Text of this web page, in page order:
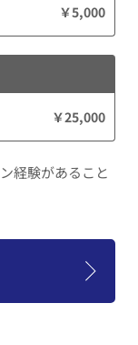
￥5,000
￥25,000
経験があること